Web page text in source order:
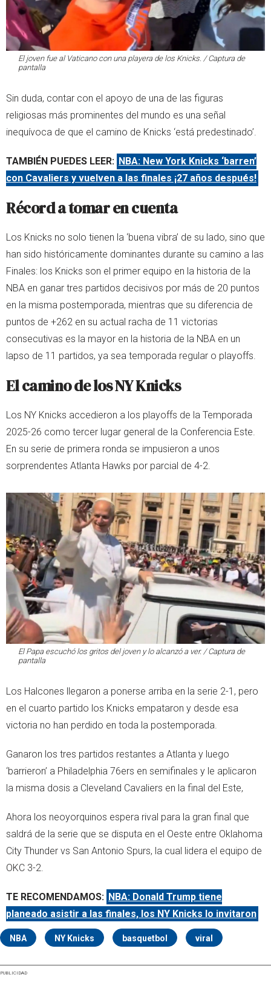
El joven fue al Vaticano con una playera de los Knicks. / Captura de
pantalla
Sin duda, contar con el apoyo de una de las figuras
religiosas más prominentes del mundo es una señal
inequívoca de que el camino de Knicks ‘está predestinado’.
TAMBIÉN PUEDES LEER: NBA: New York Knicks ‘barren’
con Cavaliers y vuelven a las finales ¡27 años después!
Récord a tomar en cuenta
Los Knicks no solo tienen la ‘buena vibra’ de su lado, sino que
han sido históricamente dominantes durante su camino a las
Finales: los Knicks son el primer equipo en la historia de la
NBA en ganar tres partidos decisivos por más de 20 puntos
en la misma postemporada, mientras que su diferencia de
puntos de +262 en su actual racha de 11 victorias
consecutivas es la mayor en la historia de la NBA en un
lapso de 11 partidos, ya sea temporada regular o playoffs.
El camino de los NY Knicks
Los NY Knicks accedieron a los playoffs de la Temporada
2025-26 como tercer lugar general de la Conferencia Este.
En su serie de primera ronda se impusieron a unos
sorprendentes Atlanta Hawks por parcial de 4-2.
El Papa escuchó los gritos del joven y lo alcanzó a ver. / Captura de
pantalla
Los Halcones llegaron a ponerse arriba en la serie 2-1, pero
en el cuarto partido los Knicks empataron y desde esa
victoria no han perdido en toda la postemporada.
Ganaron los tres partidos restantes a Atlanta y luego
‘barrieron’ a Philadelphia 76ers en semifinales y le aplicaron
la misma dosis a Cleveland Cavaliers en la final del Este,
Ahora los neoyorquinos espera rival para la gran final que
saldrá de la serie que se disputa en el Oeste entre Oklahoma
City Thunder vs San Antonio Spurs, la cual lidera el equipo de
OKC 3-2.
TE RECOMENDAMOS: NBA: Donald Trump tiene
planeado asistir a las finales, los NY Knicks lo invitaron
NBA NY Knicks basquetbol viral
PUBLICIDAD